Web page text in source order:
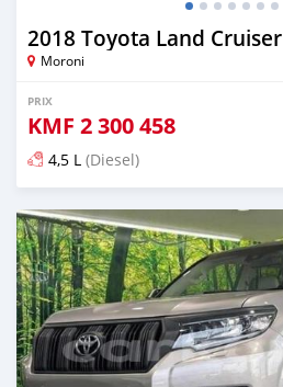
2018 Toyota Land Cruiser
Moroni
PRIX
KMF 2 300 458
4,5 L (Diesel)
Publié il y a 6 mois